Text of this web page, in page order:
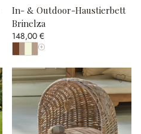
In- & Outdoor-Haustierbett
Brinelza
148,00 €
Alle Farben anzeigen